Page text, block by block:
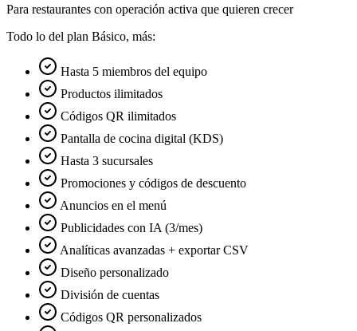
Para restaurantes con operación activa que quieren crecer
Todo lo del plan Básico, más:
Hasta 5 miembros del equipo
Productos ilimitados
Códigos QR ilimitados
Pantalla de cocina digital (KDS)
Hasta 3 sucursales
Promociones y códigos de descuento
Anuncios en el menú
Publicidades con IA (3/mes)
Analíticas avanzadas + exportar CSV
Diseño personalizado
División de cuentas
Códigos QR personalizados